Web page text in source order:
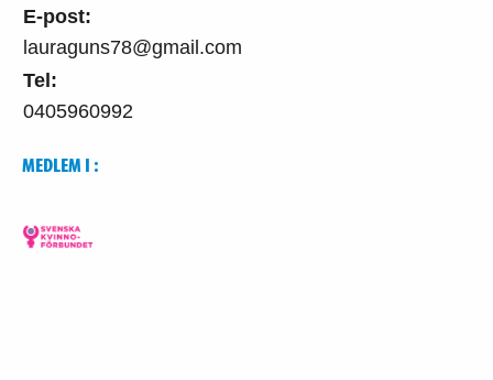
E-post:
lauraguns78@gmail.com
Tel:
0405960992
MEDLEM I :